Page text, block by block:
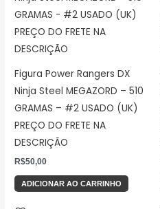
Figura Power Rangers DX
Ninja Steel MEGAZORD – 510
GRAMAS – #2 USADO (UK)
PREÇO DO FRETE NA
DESCRIÇÃO
R$50,00
ADICIONAR AO CARRINHO